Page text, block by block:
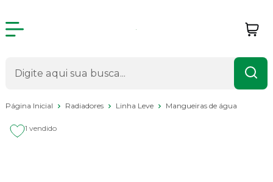
Página Inicial Radiadores Linha Leve Mangueiras de água
1 vendido